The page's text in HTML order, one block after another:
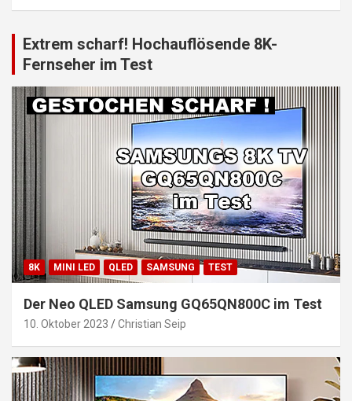
Extrem scharf! Hochauflösende 8K-
Fernseher im Test
8K MINI LED QLED SAMSUNG TEST
Der Neo QLED Samsung GQ65QN800C im Test
10. Oktober 2023 Christian Seip